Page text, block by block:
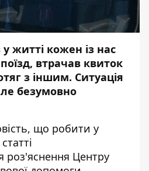
житті кожен із нас
втрачав квиток
з іншим. Ситуація
безумовно
що робити у
роз'яснення Центру